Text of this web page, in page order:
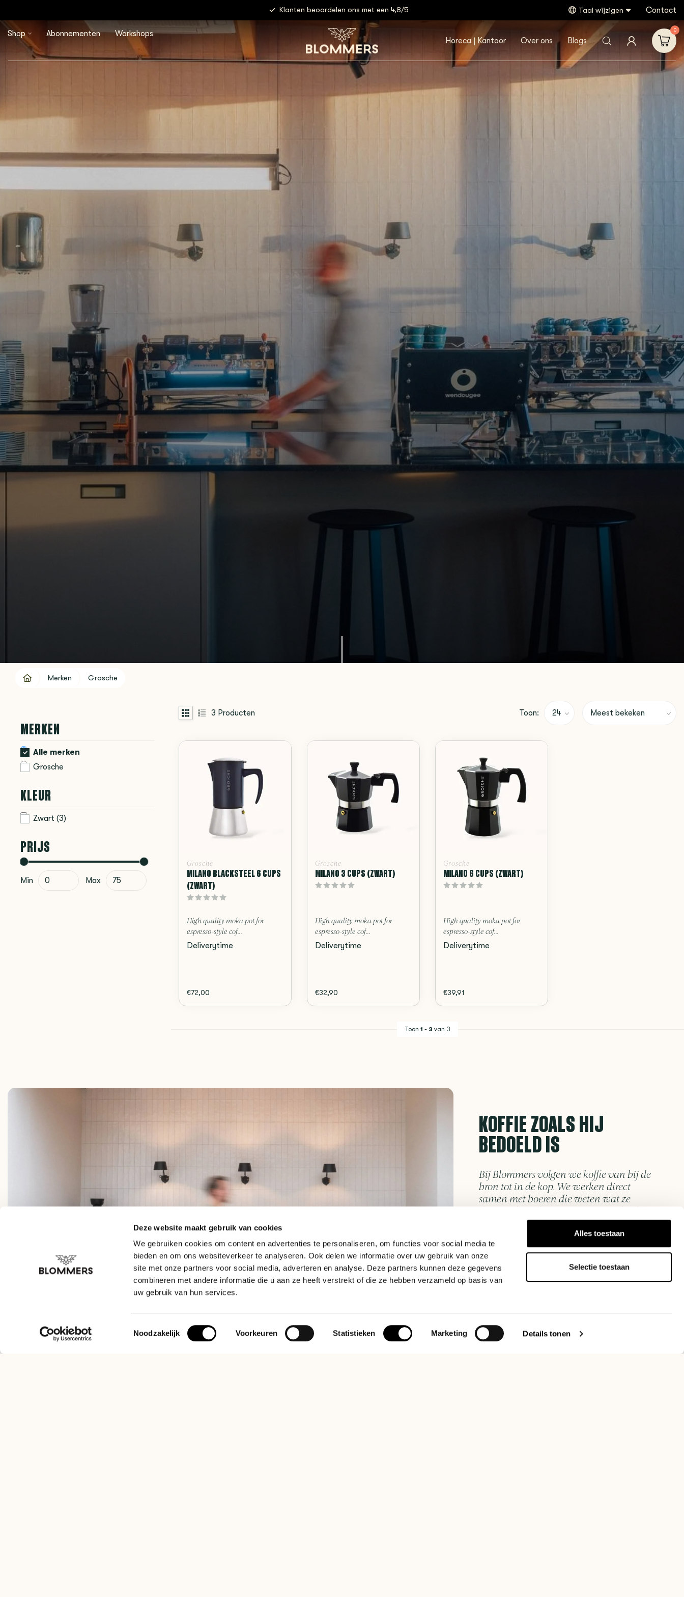
Deze website maakt gebruik van cookies
We gebruiken cookies om content en advertenties te personaliseren, om functies voor social media te
bieden en om ons websiteverkeer te analyseren. Ook delen we informatie over uw gebruik van onze
site met onze partners voor social media, adverteren en analyse. Deze partners kunnen deze gegevens
combineren met andere informatie die u aan ze heeft verstrekt of die ze hebben verzameld op basis van
uw gebruik van hun services.
Toestemmingsselectie
Noodzakelijk Voorkeuren Statistieken Marketing Details tonen
Alles toestaan
Selectie toestaan
Klanten beoordelen ons met een 4,8/5 Taal wijzigen Contact
Shop Abonnementen Workshops
Horeca | Kantoor Over ons Blogs
0
Merken Grosche
MERKEN
Alle merken
Grosche
KLEUR
Zwart (3)
PRIJS
Min Max
3 Producten Toon:
Grosche
MILANO BLACKSTEEL 6 CUPS
(ZWART)
High quality moka pot for
espresso-style cof...
Deliverytime
€72,00
Grosche
MILANO 3 CUPS (ZWART)
High quality moka pot for
espresso-style cof...
Deliverytime
€32,90
Grosche
MILANO 6 CUPS (ZWART)
High quality moka pot for
espresso-style cof...
Deliverytime
€39,91
Toon 1 - 3 van 3
KOFFIE ZOALS HIJ
BEDOELD IS
Bij Blommers volgen we koffie van bij de
bron tot in de kop. We werken direct
samen met boeren die weten wat ze
oorspronkelijke smaak behoudt.
Alles wat we verkopen, van malers tot brewers,
hebben we zelf getest. In onze ontwikkelruimte
werken we dagelijks met de apparatuur, zodat
het advies dat we geven is gebaseerd op